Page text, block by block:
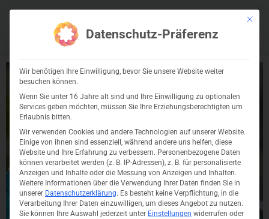
Zum
Entwickler
(m/w/d) für
InDesign
Mit
Datenschutz-Präferenz
Wir benötigen Ihre Einwilligung, bevor Sie unsere Website weiter
besuchen können.
Wenn Sie unter 16 Jahre alt sind und Ihre Einwilligung zu optionalen
Services geben möchten, müssen Sie Ihre Erziehungsberechtigten um
Erlaubnis bitten.
Wir verwenden Cookies und andere Technologien auf unserer Website.
Einige von ihnen sind essenziell, während andere uns helfen, diese
Website und Ihre Erfahrung zu verbessern. Personenbezogene Daten
können verarbeitet werden (z. B. IP-Adressen), z. B. für personalisierte
Anzeigen und Inhalte oder die Messung von Anzeigen und Inhalten.
Weitere Informationen über die Verwendung Ihrer Daten finden Sie in
unserer Datenschutzerklärung. Es besteht keine Verpflichtung, in die
Verarbeitung Ihrer Daten einzuwilligen, um dieses Angebot zu nutzen.
Sie können Ihre Auswahl jederzeit unter Einstellungen widerrufen oder